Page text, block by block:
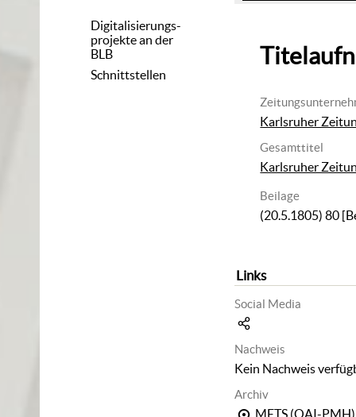
Digitalisierungs-
projekte an der
BLB
Schnittstellen
Karlsruher
Gesamttitel
Karlsruher
Beilage
(20.5.1805) 80
Links
Social Media
Nachweis
Kein Nachweis
Archiv
METS (OAI-PMH)